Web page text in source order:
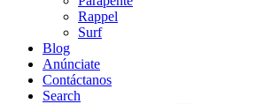
Rappel
Surf
Blog
Anúnciate
Contáctanos
Search